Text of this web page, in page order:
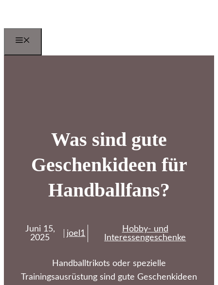
springen
Was sind gute
Geschenkideen für
Handballfans?
Juni 15,
2025
joel1
Hobby- und
Interessengeschenke
Handballtrikots oder spezielle
Trainingsausrüstung sind gute Geschenkideen